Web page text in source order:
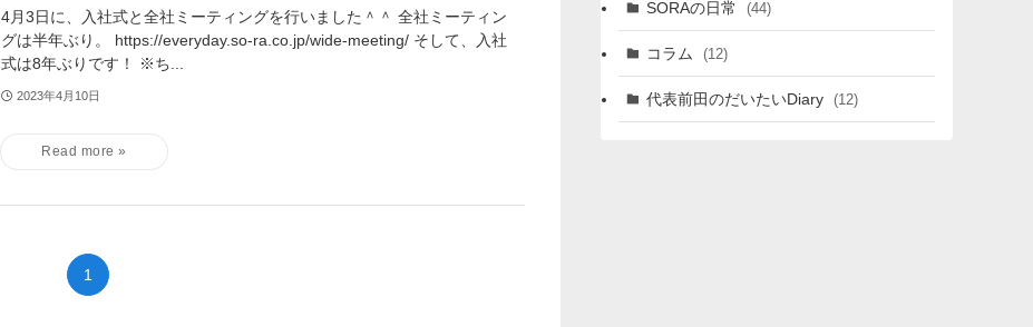
4月3日に、入社式と全社ミーティングを行いました＾＾ 全社ミーティン
グは半年ぶり。 https://everyday.so-ra.co.jp/wide-meeting/ そして、入社
式は8年ぶりです！ ※ち...
2023年4月10日
1
SORAの日常 (44)
コラム (12)
代表前田のだいたいDiary (12)